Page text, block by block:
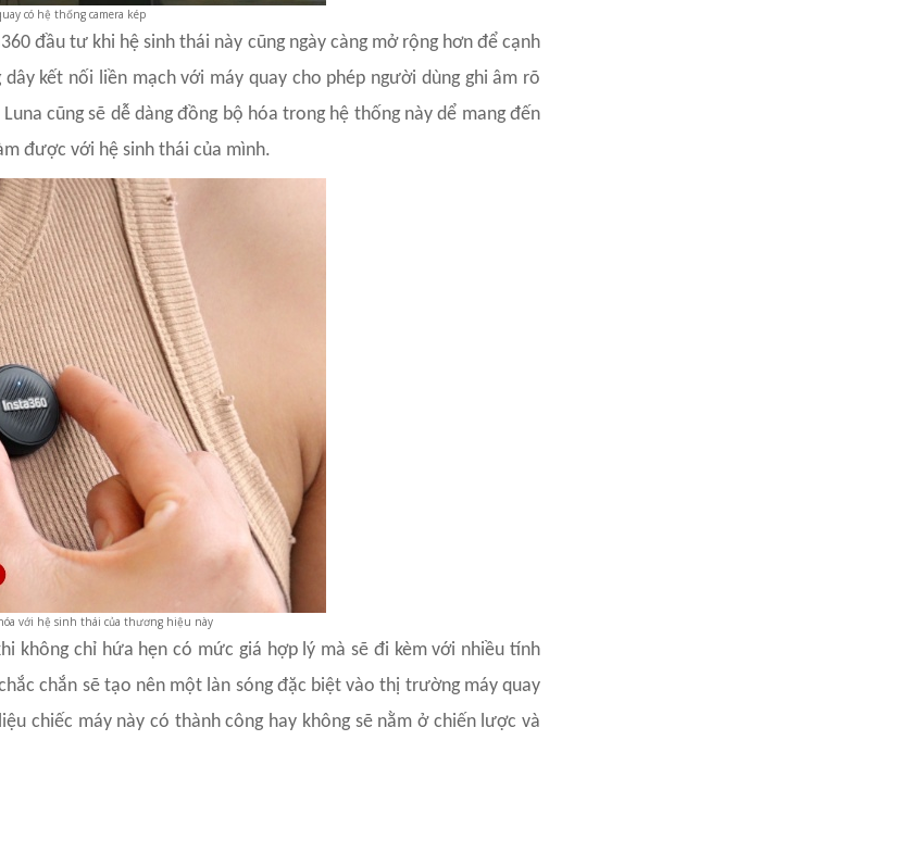
có hệ thống camera kép
đầu tư khi hệ sinh thái này cũng ngày càng mở rộng hơn để cạnh
kết nối liền mạch với máy quay cho phép người dùng ghi âm rõ
cũng sẽ dễ dàng đồng bộ hóa trong hệ thống này dể mang đến
được với hệ sinh thái của mình.
với hệ sinh thái của thương hiệu này
không chỉ hứa hẹn có mức giá hợp lý mà sẽ đi kèm với nhiều tính
chắn sẽ tạo nên một làn sóng đặc biệt vào thị trường máy quay
chiếc máy này có thành công hay không sẽ nằm ở chiến lược và